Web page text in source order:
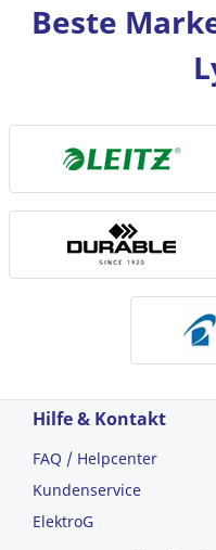
Beste
Hilfe & Kontakt
FAQ / Helpcenter
Kundenservice
ElektroG